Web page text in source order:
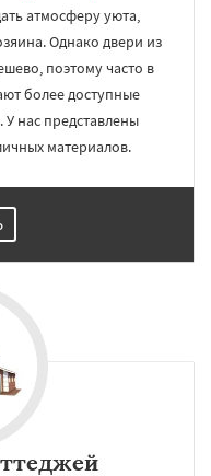
атмосферу уюта,
Однако двери из
поэтому часто в
более доступные
нас представлены
материалов.